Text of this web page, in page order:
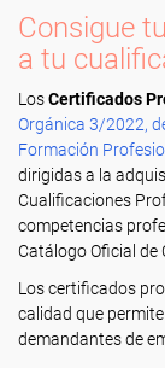
Consigue
a tu
LosCertificados
Orgánica 3/2022,
Formación
dirigidas a la
Cualificaciones
competencias
Catálogo Oficial de
Los certificados
calidad que
demandantes de